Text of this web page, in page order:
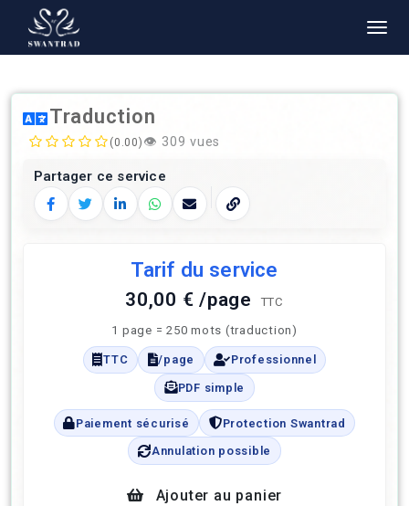
Traduction
(0.00) 👁️ 309 vues
Partager ce service
Facebook
TwitterLinkedInWhatsApp
E‑mailCopier le lien
Tarif du service
30,00 € /page TTC
1 page = 250 mots (traduction)
TTC /page Professionnel
PDF simple
Paiement sécurisé Protection Swantrad
Annulation possible
Ajouter au panier